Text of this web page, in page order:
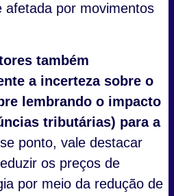
afetada por movimentos
também
a incerteza sobre o
lembrando o impacto
tributárias) para a
ponto, vale destacar
os preços de
por meio da redução de